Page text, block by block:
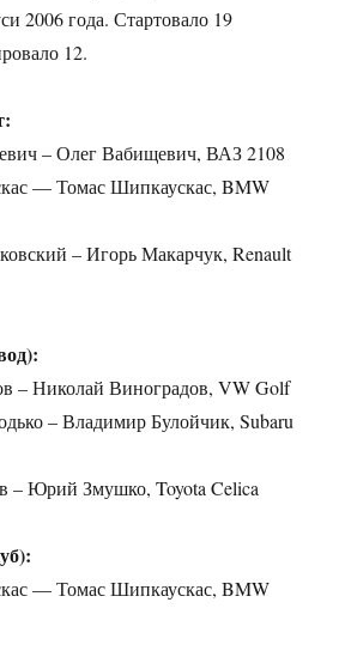
2006 года. Стартовало 19
12.
– Олег Вабищевич, ВАЗ 2108
— Томас Шипкаускас, BMW
– Игорь Макарчук, Renault
– Николай Виноградов, VW Golf
– Владимир Булойчик, Subaru
– Юрий Змушко, Toyota Celica
— Томас Шипкаускас, BMW